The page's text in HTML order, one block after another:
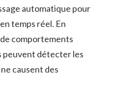
automatique pour
temps réel. En
comportements
peuvent détecter les
causent des